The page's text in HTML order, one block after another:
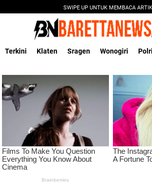
SWIPE UP UNTUK MEMBACA
Terkini Klaten Sragen Wonogiri Polri